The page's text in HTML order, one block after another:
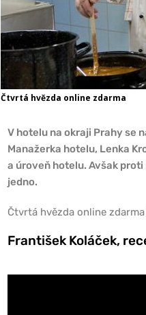
Čtvrtá hvězda online zdarma
V hotelu na okraji Prahy se
Manažerka hotelu, Lenka
a úroveň hotelu. Avšak
jedno.
Čtvrtá hvězda online
František Koláček,